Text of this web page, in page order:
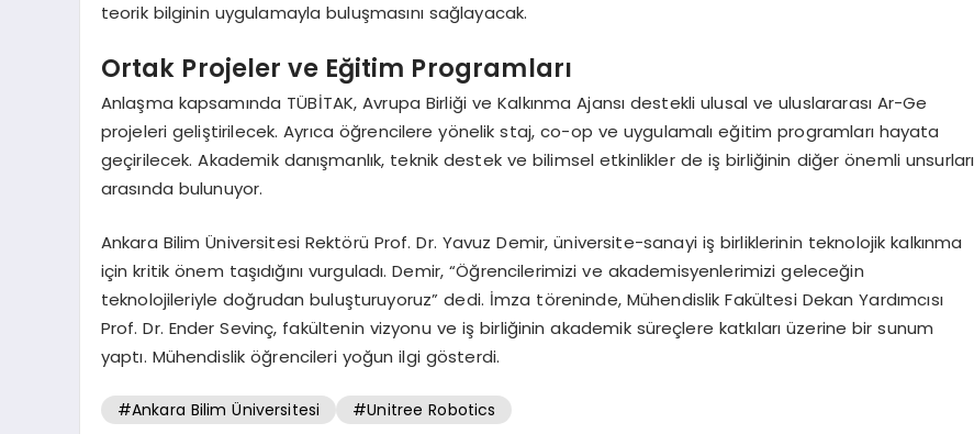
teorik bilginin uygulamayla buluşmasını sağlayacak.
Ortak Projeler ve Eğitim Programları
Anlaşma kapsamında TÜBİTAK, Avrupa Birliği ve Kalkınma Ajansı destekli ulusal ve uluslararası Ar-Ge
projeleri geliştirilecek. Ayrıca öğrencilere yönelik staj, co-op ve uygulamalı eğitim programları hayata
geçirilecek. Akademik danışmanlık, teknik destek ve bilimsel etkinlikler de iş birliğinin diğer önemli unsurları
arasında bulunuyor.
Ankara Bilim Üniversitesi Rektörü Prof. Dr. Yavuz Demir, üniversite-sanayi iş birliklerinin teknolojik kalkınma
için kritik önem taşıdığını vurguladı. Demir, “Öğrencilerimizi ve akademisyenlerimizi geleceğin
teknolojileriyle doğrudan buluşturuyoruz” dedi. İmza töreninde, Mühendislik Fakültesi Dekan Yardımcısı
Prof. Dr. Ender Sevinç, fakültenin vizyonu ve iş birliğinin akademik süreçlere katkıları üzerine bir sunum
yaptı. Mühendislik öğrencileri yoğun ilgi gösterdi.
#Ankara Bilim Üniversitesi #Unitree Robotics